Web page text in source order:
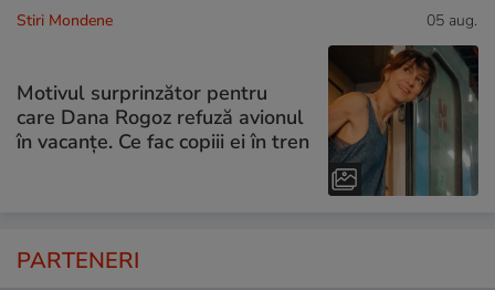
Stiri Mondene 05 aug.
Motivul surprinzător pentru
care Dana Rogoz refuză avionul
în vacanțe. Ce fac copiii ei în tren
PARTENERI